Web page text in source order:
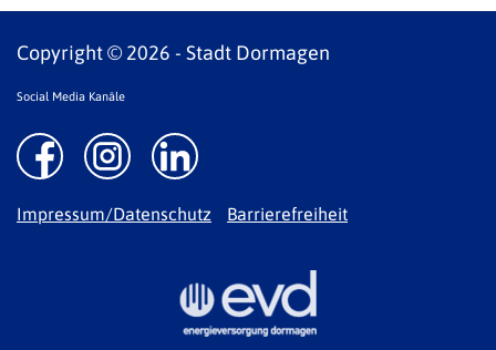
Copyright © 2026 - Stadt Dormagen
Social Media Kanäle
Impressum/Datenschutz Barrierefreiheit